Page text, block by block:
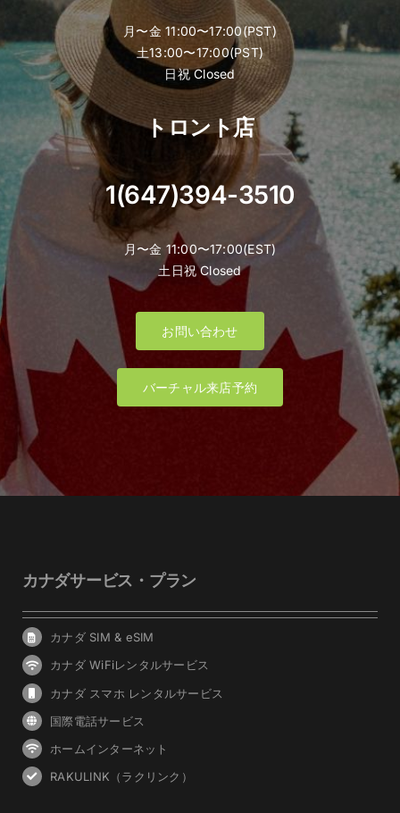
月〜金 11:00〜17:00(PST)
土13:00〜17:00(PST)
日祝 Closed
トロント店
1(647)394-3510
月〜金 11:00〜17:00(EST)
土日祝 Closed
お問い合わせ
バーチャル来店予約
カナダサービス・プラン
カナダ SIM & eSIM
カナダ WiFiレンタルサービス
カナダ スマホ レンタルサービス
国際電話サービス
ホームインターネット
RAKULINK（ラクリンク）